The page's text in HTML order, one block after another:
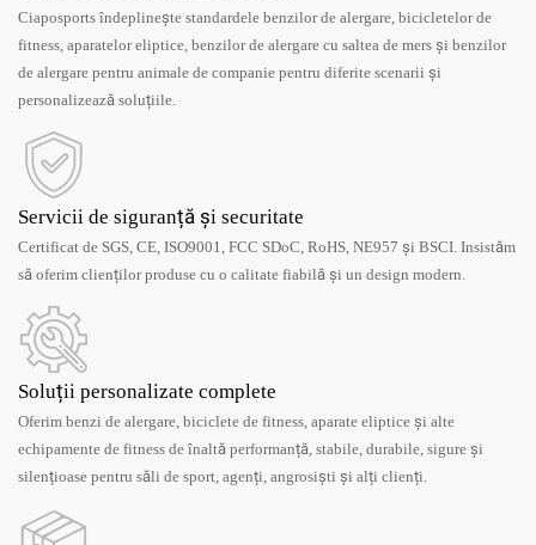
Ciaposports îndeplinește standardele benzilor de alergare, bicicletelor de
fitness, aparatelor eliptice, benzilor de alergare cu saltea de mers și benzilor
de alergare pentru animale de companie pentru diferite scenarii și
personalizează soluțiile.
Servicii de siguranță și securitate
Certificat de SGS, CE, ISO9001, FCC SDoC, RoHS, NE957 și BSCI. Insistăm
să oferim clienților produse cu o calitate fiabilă și un design modern.
Soluții personalizate complete
Oferim benzi de alergare, biciclete de fitness, aparate eliptice și alte
echipamente de fitness de înaltă performanță, stabile, durabile, sigure și
silențioase pentru săli de sport, agenți, angrosiști ​​și alți clienți.